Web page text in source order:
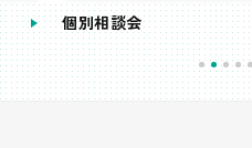
個別相談会